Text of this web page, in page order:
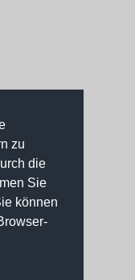
zu
die
Sie
können